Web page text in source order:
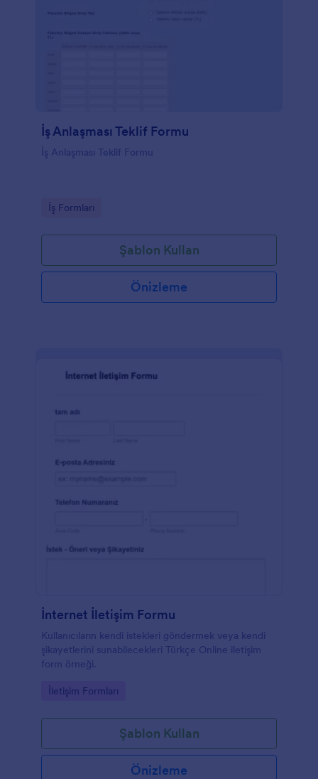
İş Anlaşması Teklif Formu
İş Anlaşması Teklif Formu
Go to Category:
İş Formları
Şablon Kullan
Önizleme
İnternet İletişim Formu
Kullanıcıların kendi istekleri göndermek veya kendi
şikayetlerini sunabilecekleri Türkçe Online iletişim
form örneği.
Go to Category:
İletişim Formları
Şablon Kullan
Önizleme